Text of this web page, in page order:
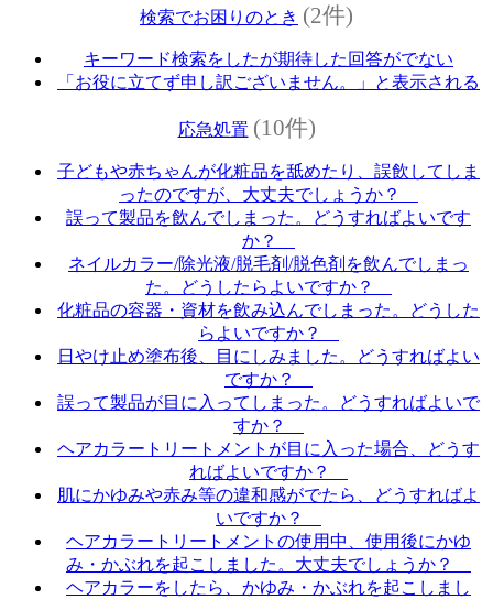
検索でお困りのとき (2件)
キーワード検索をしたが期待した回答がでない
「お役に立てず申し訳ございません。」と表示される
応急処置 (10件)
子どもや赤ちゃんが化粧品を舐めたり、誤飲してしま
ったのですが、大丈夫でしょうか？
誤って製品を飲んでしまった。どうすればよいです
か？
ネイルカラー/除光液/脱毛剤/脱色剤を飲んでしまっ
た。どうしたらよいですか？
化粧品の容器・資材を飲み込んでしまった。どうした
らよいですか？
日やけ止め塗布後、目にしみました。どうすればよい
ですか？
誤って製品が目に入ってしまった。どうすればよいで
すか？
ヘアカラートリートメントが目に入った場合、どうす
ればよいですか？
肌にかゆみや赤み等の違和感がでたら、どうすればよ
いですか？
ヘアカラートリートメントの使用中、使用後にかゆ
み・かぶれを起こしました。大丈夫でしょうか？
ヘアカラーをしたら、かゆみ・かぶれを起こしまし